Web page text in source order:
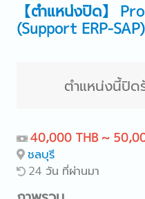
【ตำแหน่งปิด】
(Support ERP-SAP)
ตำแหน่งนี้ปิด
40,000 THB ~
ชลบุรี
24 วัน ที่ผ่านมา